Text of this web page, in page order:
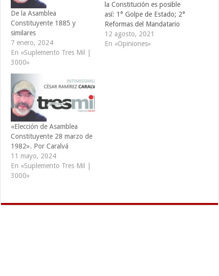
De la Asamblea
Constituyente 1885 y
similares
7 enero, 2024
En «Suplemento Tres Mil |
3000»
la Constitución es posible
así: 1° Golpe de Estado; 2°
Reformas del Mandatario
(Junta de Gobierno,
Dictador, etc); 3° Asamblea
12 agosto, 2021
En «Opiniones»
«Elección de Asamblea
Constituyente 28 marzo de
1982». Por Caralvá
11 mayo, 2024
En «Suplemento Tres Mil |
3000»